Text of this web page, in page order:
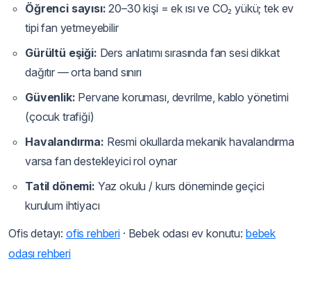
Öğrenci sayısı: 20–30 kişi = ek ısı ve CO₂ yükü; tek ev
tipi fan yetmeyebilir
Gürültü eşiği: Ders anlatımı sırasında fan sesi dikkat
dağıtır — orta band sınırı
Güvenlik: Pervane koruması, devrilme, kablo yönetimi
(çocuk trafiği)
Havalandırma: Resmi okullarda mekanik havalandırma
varsa fan destekleyici rol oynar
Tatil dönemi: Yaz okulu / kurs döneminde geçici
kurulum ihtiyacı
Ofis detayı: ofis rehberi · Bebek odası ev konutu: bebek
odası rehberi